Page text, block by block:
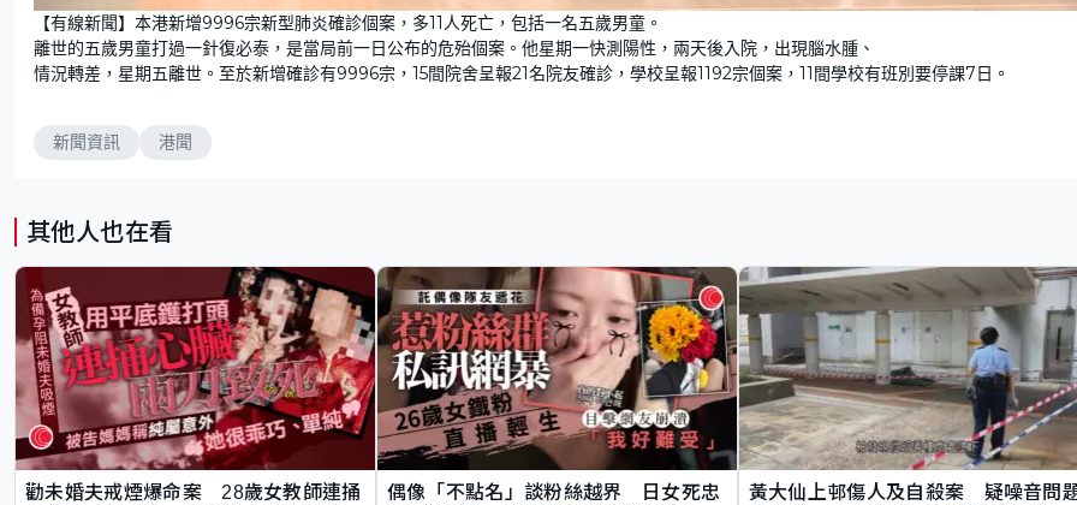
n
m
u
t
e
o
a
e
d
:
1
【有線新聞】本港新增9996宗新型肺炎確診個案，多11人死亡，包括一名五歲男童。
離世的五歲男童打過一針復必泰，是當局前一日公布的危殆個案。他星期一快測陽性，兩天後入院，出現腦水腫、
情況轉差，星期五離世。至於新增確診有9996宗，15間院舍呈報21名院友確診，學校呈報1192宗個案，11間學校有班別要停課7日。
新聞資訊 港聞
其他人也在看
勸未婚夫戒煙爆命案 28歲女教師連捅
偶像「不點名」談粉絲越界 日女死忠
黃大仙上邨傷人及自殺案 疑噪音問